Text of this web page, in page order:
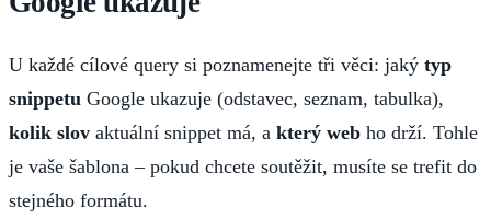
U každé cílové query si poznamenejte tři věci: jaký typ
snippetu Google ukazuje (odstavec, seznam, tabulka),
kolik slov aktuální snippet má, a který web ho drží. Tohle
je vaše šablona – pokud chcete soutěžit, musíte se trefit do
stejného formátu.